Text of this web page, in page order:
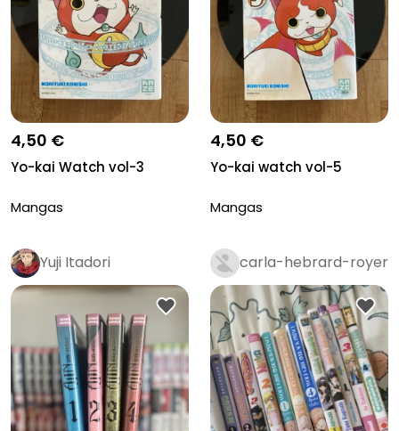
4,50 €
Yo-kai Watch vol-3
Mangas
4,50 €
Yo-kai watch vol-5
Mangas
Yuji Itadori carla-hebrard-royer